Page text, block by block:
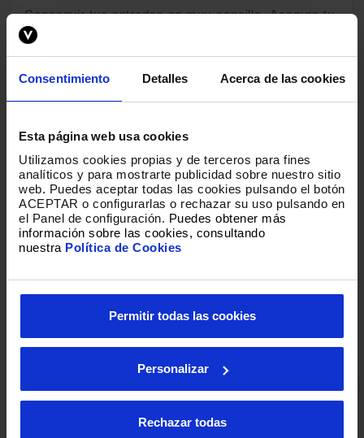
Consentimiento Detalles Acerca de las cookies
Esta página web usa cookies
Utilizamos cookies propias y de terceros para fines
analíticos y para mostrarte publicidad sobre nuestro sitio
web. Puedes aceptar todas las cookies pulsando el botón
ACEPTAR o configurarlas o rechazar su uso pulsando en
el Panel de configuración. Puedes obtener más
información sobre las cookies, consultando
nuestra Política de Cookies
Permitir todas las cookies
Personalizar
Rechazar todas
Conseguir tus entradas es muy sencillo. Asegura tu
lugar en este evento esencial para la comunidad
musical.
Murcia. Aprovecha esta oportunidad para crecer
profesionalmente, descubrir nuevas tendencias y
único. ¡Compra ya tus entradas y sé parte del
encuentro musical más importante del año en
Murcia!
POLÍTICA DE MENORES:
- Menores con 16 y 17 años con autorización
firmada(descarga aquí).